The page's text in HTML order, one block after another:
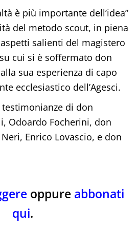
è più importante dell’idea”
del metodo scout, in piena
salienti del magistero
cui si è soffermato don
sua esperienza di capo
ecclesiastico dell’Agesci.
di don
Odoardo Focherini, don
Enrico Lovascio, e don
oppure abbonati
qui.